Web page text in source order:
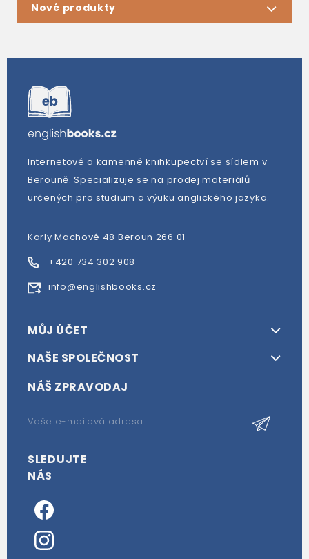
Nové produkty
Internetové a kamenné knihkupectví se sídlem v
Berouně. Specializuje se na prodej materiálů
určených pro studium a výuku anglického jazyka.
Karly Machové 48 Beroun 266 01
+420 734 302 908
info@englishbooks.cz
MŮJ ÚČET
NAŠE SPOLEČNOST
NÁŠ ZPRAVODAJ
SLEDUJTE
NÁS